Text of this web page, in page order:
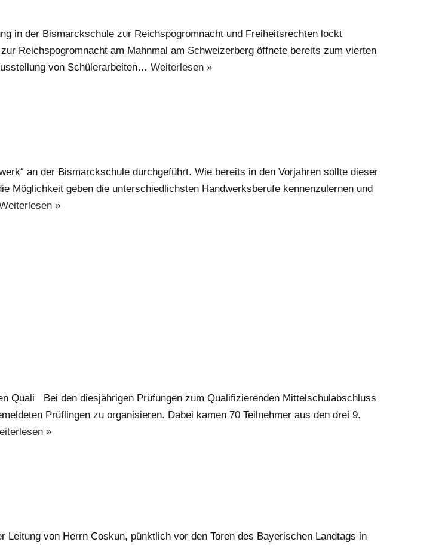
in der Bismarckschule zur Reichspogromnacht und Freiheitsrechten lockt
Reichspogromnacht am Mahnmal am Schweizerberg öffnete bereits zum vierten
von Schülerarbeiten… Weiterlesen »
an der Bismarckschule durchgeführt. Wie bereits in den Vorjahren sollte dieser
Möglichkeit geben die unterschiedlichsten Handwerksberufe kennenzulernen und
»
Quali Bei den diesjährigen Prüfungen zum Qualifizierenden Mittelschulabschluss
Prüflingen zu organisieren. Dabei kamen 70 Teilnehmer aus den drei 9.
»
von Herrn Coskun, pünktlich vor den Toren des Bayerischen Landtags in